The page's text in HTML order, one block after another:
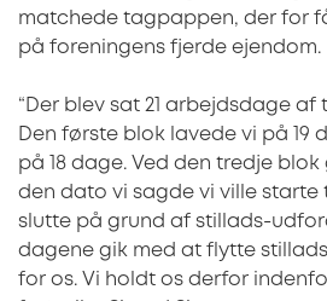
matchede tagpappen, der for
på foreningens fjerde ejendom.
“Der blev sat 21 arbejdsdage af
Den første blok lavede vi på 19
på 18 dage. Ved den tredje
den dato vi sagde vi ville starte
slutte på grund af stillads-
dagene gik med at flytte
for os. Vi holdt os derfor